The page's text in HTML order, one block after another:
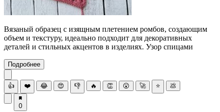
Вязаный образец с изящным плетением ромбов, создающим
объем и текстуру, идеально подходит для декоративных
деталей и стильных акцентов в изделиях. Узор спицами
Подробнее
👍 ❤️ 😂 😍 👎 🔥 👏 😮 🚀 ⭐ 💩
0